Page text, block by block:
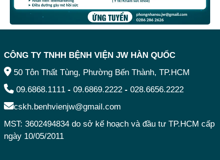
CÔNG TY TNHH BỆNH VIỆN JW HÀN QUỐC
50 Tôn Thất Tùng, Phường Bến Thành, TP.HCM
09.6868.1111 - 09.6869.2222 - 028.6656.2222
cskh.benhvienjw@gmail.com
MST: 3602494834 do sở kế hoạch và đầu tư TP.HCM cấp
ngày 10/05/2011